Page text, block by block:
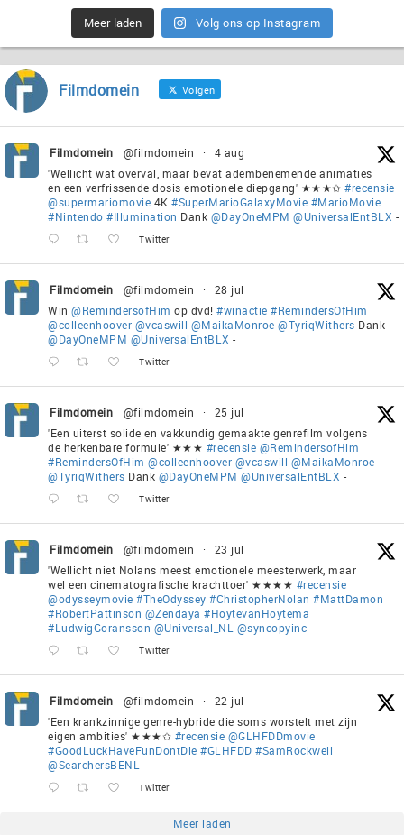
Meer laden Volg ons op Instagram
Filmdomein Volgen
Filmdomein @filmdomein ·
4 aug
'Wellicht wat overval, maar bevat adembenemende animaties
en een verfrissende dosis emotionele diepgang' ★★★✩ #recensie
@supermariomovie 4K #SuperMarioGalaxyMovie #MarioMovie
#Nintendo #Illumination Dank @DayOneMPM @UniversalEntBLX -
Twitter
Filmdomein @filmdomein ·
28 jul
Win @RemindersofHim op dvd! #winactie #RemindersOfHim
@colleenhoover @vcaswill @MaikaMonroe @TyriqWithers Dank
@DayOneMPM @UniversalEntBLX -
Twitter
Filmdomein @filmdomein ·
25 jul
'Een uiterst solide en vakkundig gemaakte genrefilm volgens
de herkenbare formule' ★★★ #recensie @RemindersofHim
#RemindersOfHim @colleenhoover @vcaswill @MaikaMonroe
@TyriqWithers Dank @DayOneMPM @UniversalEntBLX -
Twitter
Filmdomein @filmdomein ·
23 jul
'Wellicht niet Nolans meest emotionele meesterwerk, maar
wel een cinematografische krachttoer' ★★★★ #recensie
@odysseymovie #TheOdyssey #ChristopherNolan #MattDamon
#RobertPattinson @Zendaya #HoytevanHoytema
#LudwigGoransson @Universal_NL @syncopyinc -
Twitter
Filmdomein @filmdomein ·
22 jul
'Een krankzinnige genre-hybride die soms worstelt met zijn
eigen ambities' ★★★✩ #recensie @GLHFDDmovie
#GoodLuckHaveFunDontDie #GLHFDD #SamRockwell
@SearchersBENL -
Twitter
Meer laden